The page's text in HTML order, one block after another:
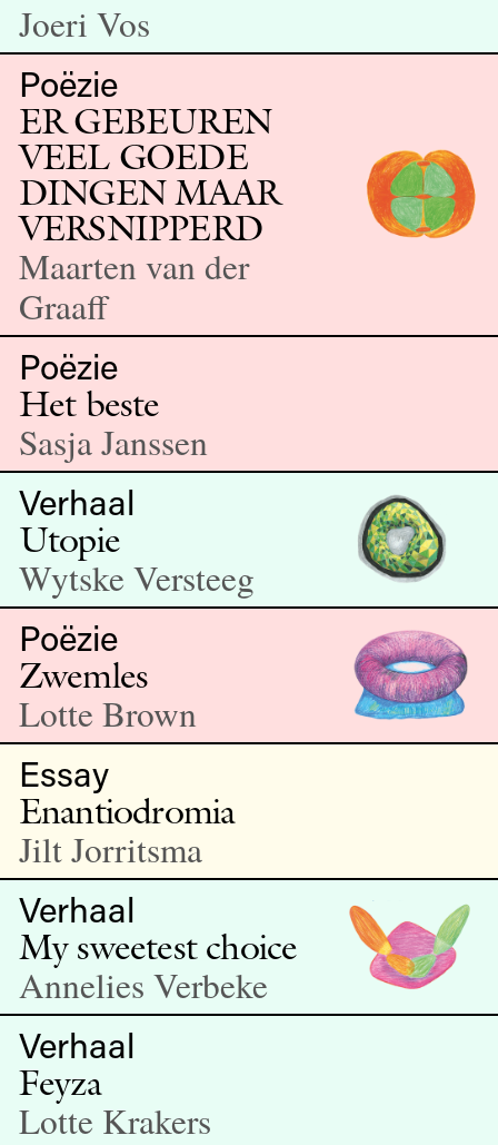
Joeri Vos
Poëzie
ER GEBEUREN
VEEL GOEDE
DINGEN MAAR
VER­SNIP­PERD
Maarten van der
Graaff
Poëzie
Het beste
Sasja Janssen
Verhaal
Utopie
Wytske Versteeg
Poëzie
Zwemles
Lotte Brown
Essay
Enantiodromia
Jilt Jorritsma
Verhaal
My sweetest choice
Annelies Verbeke
Verhaal
Feyza
Lotte Krakers